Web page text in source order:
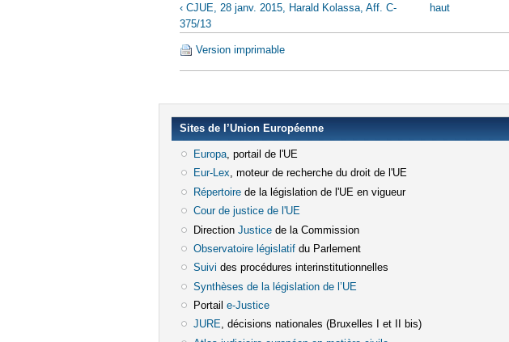
‹ CJUE, 28 janv. 2015, Harald Kolassa, Aff. C-
375/13
haut
Version imprimable
Sites de l’Union Européenne
Europa(le lien est externe)
, portail de l'UE
Eur-Lex(le lien est externe)
, moteur de recherche du droit de l'UE
Répertoire(le lien est externe)
de la législation de l'UE en vigueur
Cour de justice de l'UE(le lien est externe)
Direction Justice(le lien est externe)
de la Commission
Observatoire législatif(le lien est externe)
du Parlement
Suivi (le lien est externe)
des procédures interinstitutionnelles
Synthèses de la législation de l’UE
Portail e-Justice(le lien est externe)
JURE(le lien est externe)
, décisions nationales (Bruxelles I et II bis)